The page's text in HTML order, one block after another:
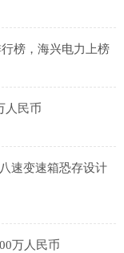
榜，海兴电力上榜
人民币
速变速箱恐存设计
万人民币